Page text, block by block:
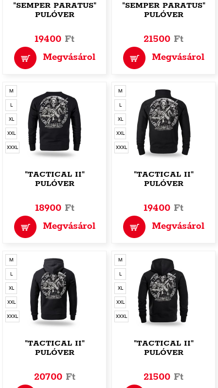
"SEMPER PARATUS"
PULÓVER
19400 Ft
Megvásárol
"SEMPER PARATUS"
PULÓVER
21500 Ft
Megvásárol
M
L
XL
XXL
XXXL
"TACTICAL II"
PULÓVER
18900 Ft
Megvásárol
M
L
XL
XXL
XXXL
"TACTICAL II"
PULÓVER
19400 Ft
Megvásárol
M
L
XL
XXL
XXXL
"TACTICAL II"
PULÓVER
20700 Ft
M
L
XL
XXL
XXXL
"TACTICAL II"
PULÓVER
21500 Ft